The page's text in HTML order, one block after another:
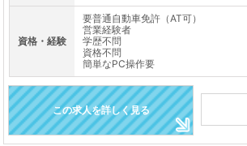
資格・経験
要普通自動車免許（AT可）
営業経験者
学歴不問
資格不問
簡単なPC操作要
この求人を詳しく見る